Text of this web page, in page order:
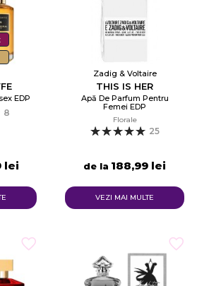
EDP
8
lei
Zadig & Voltaire
THIS IS HER
Apă De Parfum Pentru
Femei EDP
Florale
25
de la 188,99 lei
VEZI MAI MULTE